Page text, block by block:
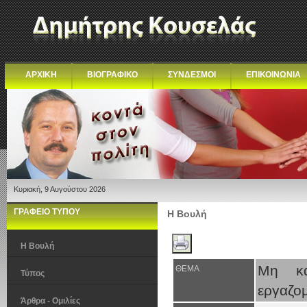
ΑΡΧΙΚΗ ΒΙΟΓΡΑΦΙΚΟ ΣΥΝΔΕΣΜΟΙ ΕΠΙΚΟΙΝΩΝΙΑ
Κυριακή, 9 Αυγούστου 2026
ΓΡΑΦΕΙΟ ΤΥΠΟΥ
Η Βουλή
Τύπος
Άρθρα - Ομιλίες
Η Βουλή
ΘΕΜΑ
Μη